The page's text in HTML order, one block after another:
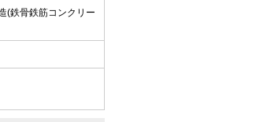
(鉄骨鉄筋コンクリー